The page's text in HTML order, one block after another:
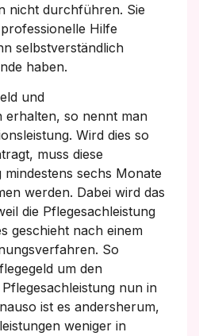
nicht durchführen. Sie
Hilfe
selbstverständlich
haben.
und
erhalten, so nennt man
Wird dies so
muss diese
mindestens sechs Monate
werden. Dabei wird das
die Pflegesachleistung
geschieht nach einem
So
um den
nun in
ist es andersherum,
weniger in